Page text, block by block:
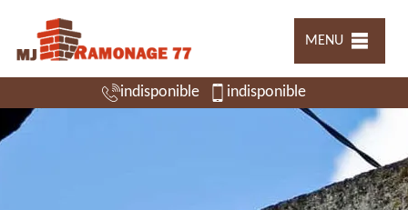
MENU
indisponible indisponible